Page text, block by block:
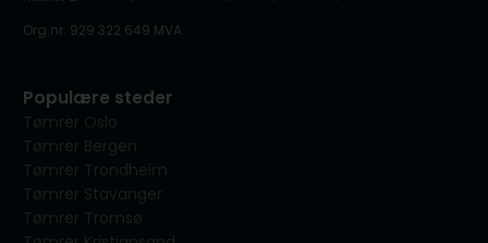
Org.nr. 929 322 649 MVA
Populære steder
Tømrer Oslo
Tømrer Bergen
Tømrer Trondheim
Tømrer Stavanger
Tømrer Tromsø